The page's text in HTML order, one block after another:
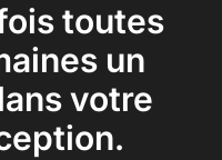
toutes
un
votre